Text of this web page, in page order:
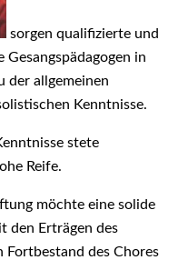
sorgen qualifizierte und
in
der allgemeinen
Kenntnisse.
stete
Reife.
möchte eine solide
den Erträgen des
Fortbestand des Chores